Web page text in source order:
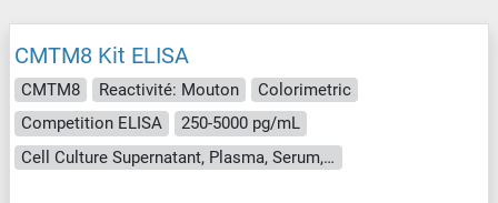
CMTM8 Kit ELISA
CMTM8 Reactivité: Mouton
Colorimetric
Competition ELISA
250-5000 pg/mL
Cell Culture Supernatant, Plasma, Serum, Tissue Homogenate